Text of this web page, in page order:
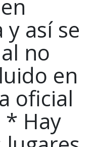
así se
no
en
oficial
* Hay